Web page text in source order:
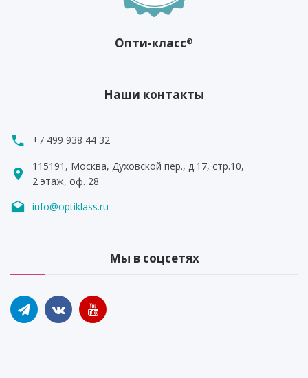
Опти-класс®
Наши контакты
+7 499 938 44 32
115191, Москва, Духовской пер., д.17, стр.10,
2 этаж, оф. 28
info@optiklass.ru
Мы в соцсетях